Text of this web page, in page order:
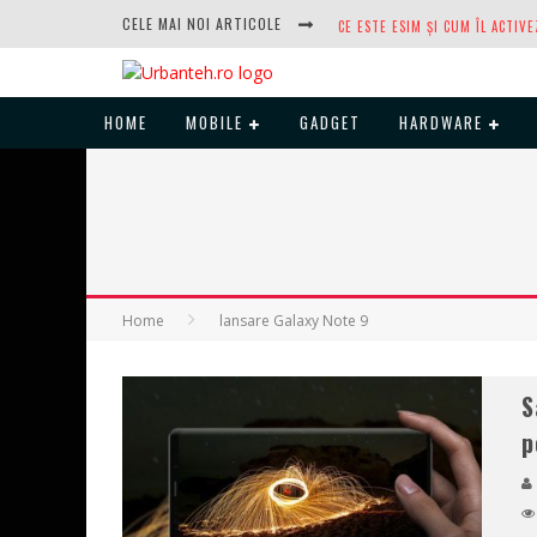
CELE MAI NOI ARTICOLE
HOME MOBILE GADGET HARDWARE
Home lansare Galaxy Note 9